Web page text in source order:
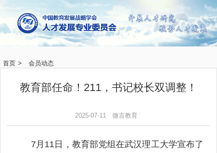
首页 > 会员动态
教育部任命！211，书记校长双调整！
2025-07-11 微言教育
7月11日，教育部党组在武汉理工大学宣布了